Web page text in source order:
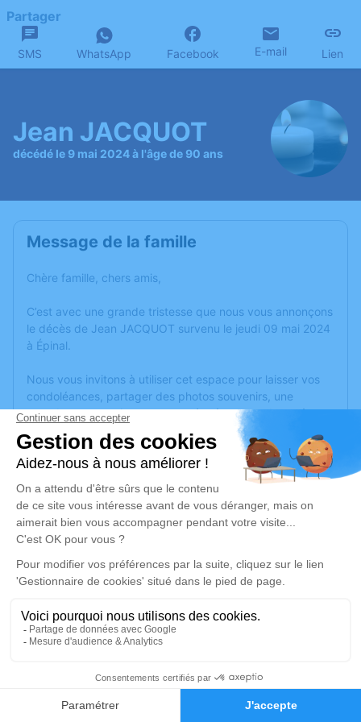
Faire-part Hommages
Partager
SMS WhatsApp Facebook E-mail Lien
Jean JACQUOT
décédé le 9 mai 2024 à l'âge de 90 ans
Message de la famille
Chère famille, chers amis,
C’est avec une grande tristesse que nous vous annonçons
le décès de Jean JACQUOT survenu le jeudi 09 mai 2024
à Épinal.
Nous vous invitons à utiliser cet espace pour laisser vos
condoléances, partager des photos souvenirs, une
anecdote ou exprimer vos pensées à travers des poèmes
ou des textes. Cet endroit est un lieu d'expression dédié à
honorer la mémoire de Jean JACQUOT.
Je rends hommage
Cérémonie religieuse
lundi 13 mai 2024 à 16h00
Chambre Funéraire Colinmaire de Châtel-
17 rue Aristide Briand
88330 Châtel-sur-Moselle
Je rends hommage